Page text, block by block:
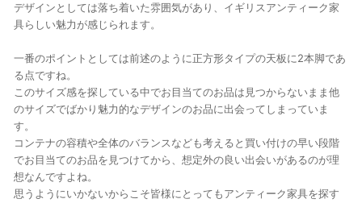
デザインとしては落ち着いた雰囲気があり、イギリスアンティーク家
具らしい魅力が感じられます。
一番のポイントとしては前述のように正方形タイプの天板に2本脚であ
る点ですね。
このサイズ感を探している中でお目当てのお品は見つからないまま他
のサイズでばかり魅力的なデザインのお品に出会ってしまっていま
す。
コンテナの容積や全体のバランスなども考えると買い付けの早い段階
でお目当てのお品を見つけてから、想定外の良い出会いがあるのが理
想なんですよね。
思うようにいかないからこそ皆様にとってもアンティーク家具を探す